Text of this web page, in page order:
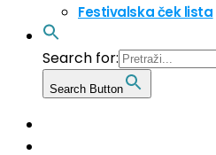
Festivalska ček lista
Search for:
Search Button